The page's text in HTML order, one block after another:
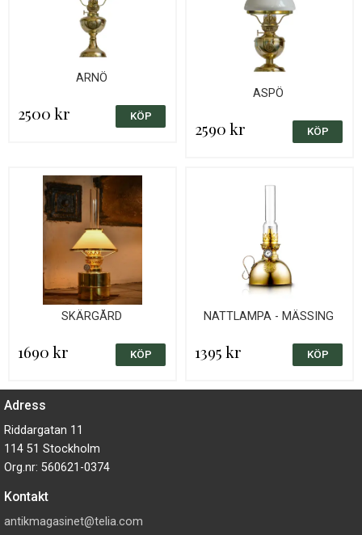
ARNÖ
2500 kr
ASPÖ
2590 kr
SKÄRGÅRD
1690 kr
NATTLAMPA - MÄSSING
1395 kr
Adress
Riddargatan 11
114 51 Stockholm
Org.nr: 560621-0374
Kontakt
antikmagasinet@telia.com